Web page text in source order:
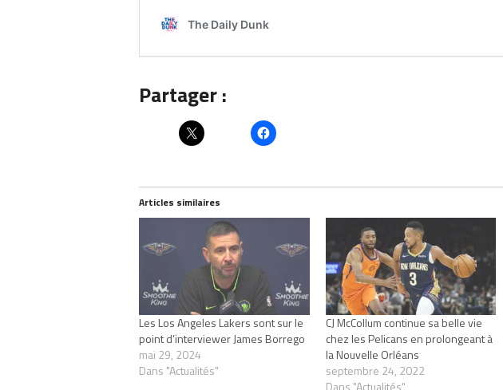
Partager :
Articles similaires
Les Los Angeles Lakers sont sur le
point d’interviewer James Borrego
mai 29, 2024
Dans "Actualités"
CJ McCollum continue sa belle vie
chez les Pelicans en prolongeant à
la Nouvelle Orléans
septembre 24, 2022